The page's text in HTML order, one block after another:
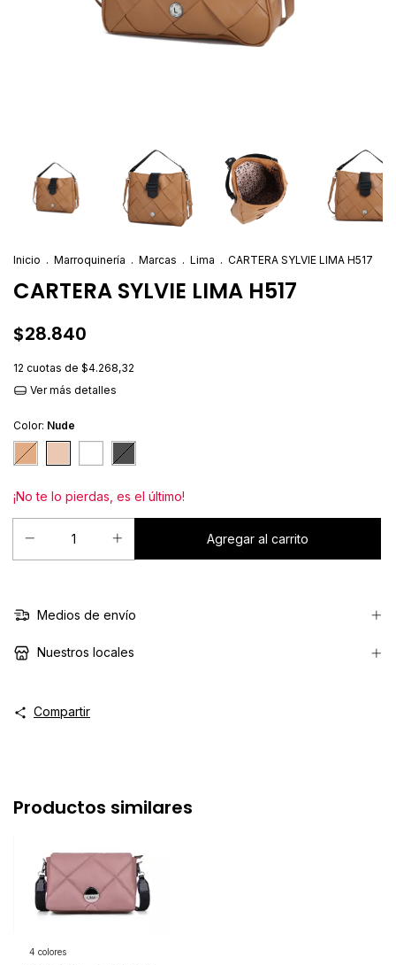
Inicio . Marroquinería . Marcas . Lima . CARTERA SYLVIE LIMA H517
CARTERA SYLVIE LIMA H517
$28.840
12 cuotas de $4.268,32
Ver más detalles
Color: Nude
¡No te lo pierdas, es el último!
Medios de envío
Nuestros locales
Compartir
Productos similares
4 colores